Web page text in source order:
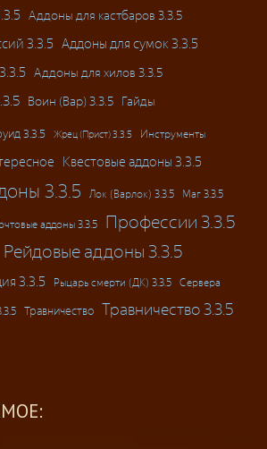
Аддоны для кастбаров 3.3.5
3.3.5 Аддоны для сумок 3.3.5
Аддоны для хилов 3.3.5
Воин (Вар) 3.3.5 Гайды
3.3.5 Жрец (Прист) 3.3.5 Инструменты
Квестовые аддоны 3.3.5
3.3.5 Лок (Варлок) 3.3.5 Маг 3.3.5
аддоны 3.3.5 Профессии 3.3.5
Рейдовые аддоны 3.3.5
3.3.5 Рыцарь смерти (ДК) 3.3.5 Сервера
Травничество Травничество 3.3.5